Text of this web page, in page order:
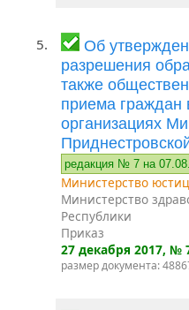
5.
Об
разрешения
также
приема граждан
организациях
редакция № 7 на
Министерство
Министерство
Республики
Приказ
27 декабря 2017, №
размер документа: